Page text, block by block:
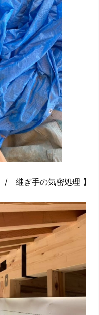
継ぎ手の気密処理 】